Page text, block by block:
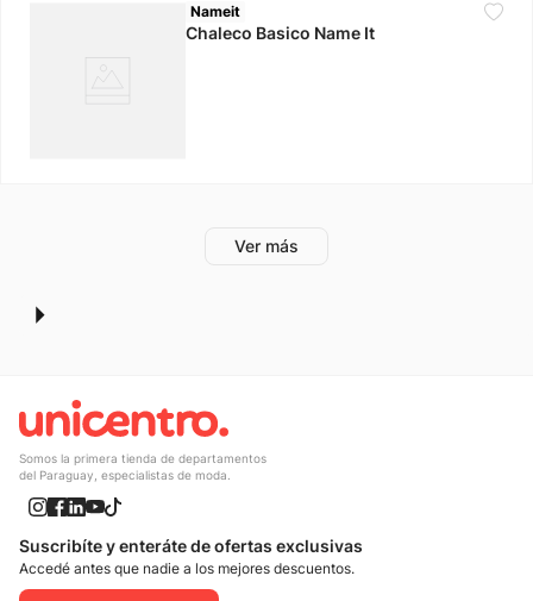
Nameit
Chaleco Basico Name It
Somos la primera tienda de departamentos
del Paraguay, especialistas de moda.
Suscribíte y enteráte de ofertas exclusivas
Accedé antes que nadie a los mejores descuentos.